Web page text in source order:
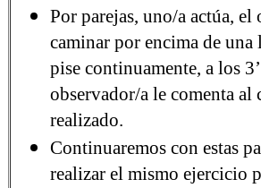
Por parejas, uno/a actúa,
caminar por encima de
pise continuamente, a los
observador/a le comenta
realizado.
Continuaremos con estas
realizar el mismo ejercicio